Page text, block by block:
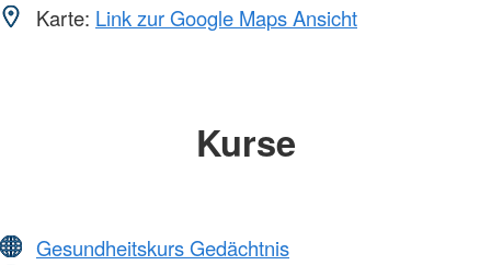
Karte: Link zur Google Maps Ansicht
Kurse
Gesundheitskurs Gedächtnis